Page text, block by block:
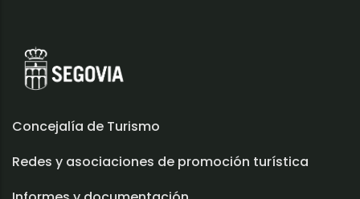
Concejalía de Turismo
Redes y asociaciones de promoción turística